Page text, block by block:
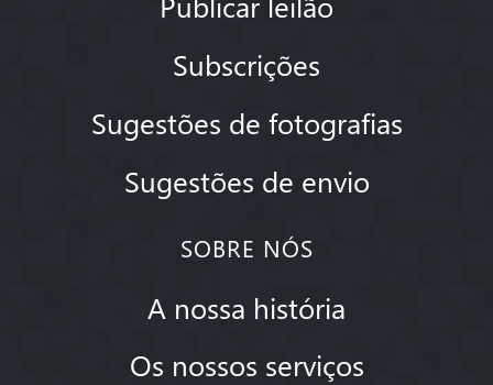
Subscrições
Sugestões de fotografias
Sugestões de envio
SOBRE NÓS
A nossa história
Os nossos serviços